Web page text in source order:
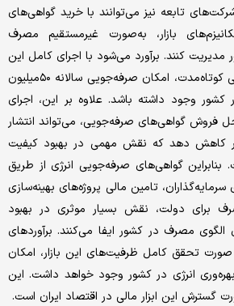
تابعه نیز می‌‌‌توانند با خرید گواهی‌‌‌های
بازار، به‌‌‌صورت غیرمستقیم مصرف
مدیریت کنند. برآورد می‌شود با اجرای کامل این
سازوکار، حتی در افق زمانی کوتاه‌مدت، امکان صرفه‌‌‌جویی سالانه ۵۰میلیون
وجود داشته باشد. علاوه بر این، اجرای
فروش گواهی‌‌‌های صرفه‌‌‌جویی، می‌‌‌تواند انتشار
کاهش دهد که نقش مهمی در بهبود کیفیت
گواهی‌‌‌های صرفه‌‌‌جویی انرژی از طریق
سرمایه‌گذاران، تامین مالی پروژه‌‌‌های بهینه‌‌‌سازی
برای دولت، نقش بسیار موثری در بهبود
الگوی مصرف در کشور ایفا می‌کنند. برآوردهای
تحقق کامل ظرفیت‌‌‌های این بازار، امکان
۲۰درصدی بهره‌‌‌وری انرژی در کشور وجود خواهد داشت. این
گسترش این ابزار مالی در اقتصاد ایران است.